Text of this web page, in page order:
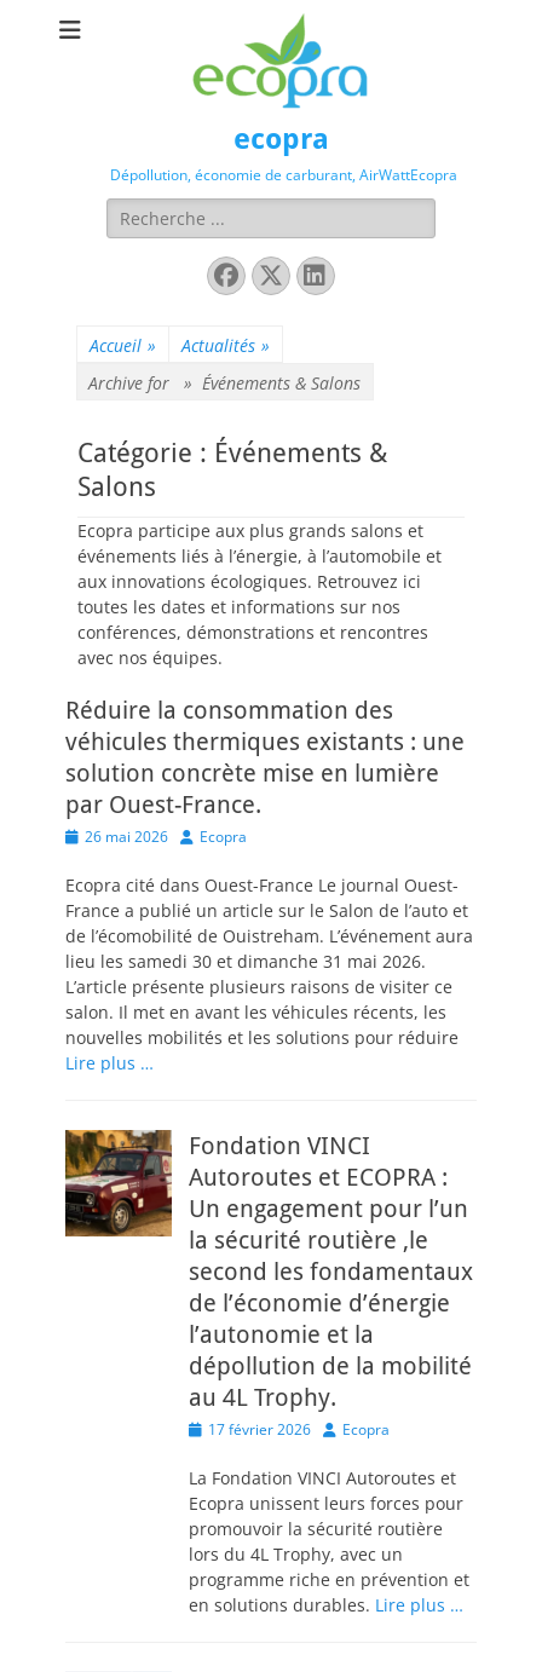
ecopra
Dépollution, économie de carburant, AirWattEcopra
Rechercher :
Facebook
X
Twitter
Linkedin
Accueil » Actualités »
Archive for » Événements & Salons
Catégorie : Événements &
Salons
Ecopra participe aux plus grands salons et
événements liés à l’énergie, à l’automobile et
aux innovations écologiques. Retrouvez ici
toutes les dates et informations sur nos
conférences, démonstrations et rencontres
avec nos équipes.
Réduire la consommation des
véhicules thermiques existants : une
solution concrète mise en lumière
par Ouest-France.
Posted
26 mai 2026 AuthorEcopra
Ecopra cité dans Ouest-France Le journal Ouest-
France a publié un article sur le Salon de l’auto et
de l’écomobilité de Ouistreham. L’événement aura
lieu les samedi 30 et dimanche 31 mai 2026.
L’article présente plusieurs raisons de visiter ce
salon. Il met en avant les véhicules récents, les
nouvelles mobilités et les solutions pour réduire
Lire plus …
Fondation VINCI
Autoroutes et ECOPRA :
Un engagement pour l’un
la sécurité routière ,le
second les fondamentaux
de l’économie d’énergie
l’autonomie et la
dépollution de la mobilité
au 4L Trophy.
Posted17 février 2026 AuthorEcopra
La Fondation VINCI Autoroutes et
Ecopra unissent leurs forces pour
promouvoir la sécurité routière
lors du 4L Trophy, avec un
programme riche en prévention et
en solutions durables. Lire plus …